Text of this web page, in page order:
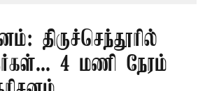
திருச்செந்தூரில்
4 மணி நேரம்